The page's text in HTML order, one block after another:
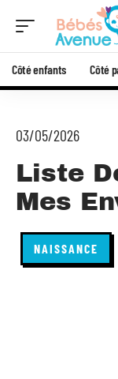
Côté enfants Côté
03/05/2026
Liste
Mes
NAISSANCE